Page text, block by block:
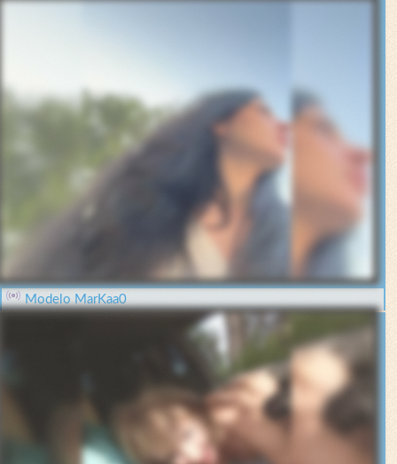
Modelo MarKaa0